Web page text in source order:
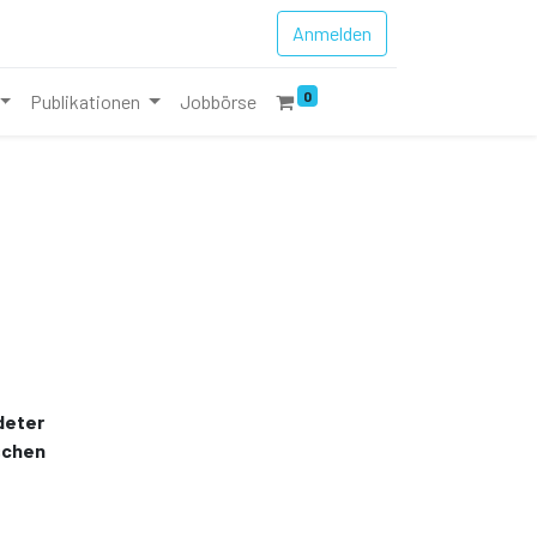
Anmelden
Publikationen Jobbörse 0